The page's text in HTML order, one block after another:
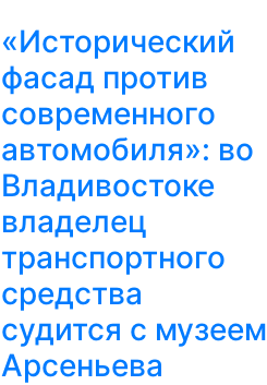
«Исторический
фасад против
современного
автомобиля»: во
Владивостоке
владелец
транспортного
средства
судится с музеем
Арсеньева